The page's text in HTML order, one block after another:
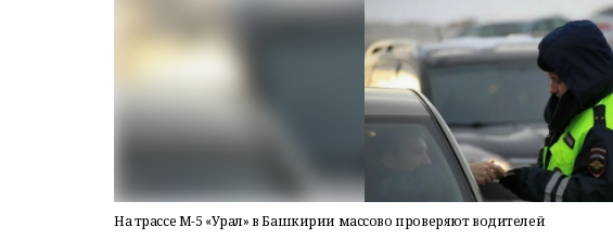
На трассе М-5 «Урал» в Башкирии массово проверяют водителей